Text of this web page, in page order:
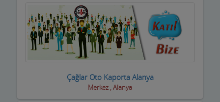
Perde Mefruşat Firmaları
Perde, Korniş Ustaları
Piknik Yerleri
Prefabrik Ev ve Konteyner
Çağlar Oto Kaporta Alanya
Merkez , Alanya